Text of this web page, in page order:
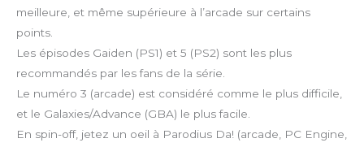
meilleure, et même supérieure à l’arcade sur certains
points.
Les épisodes Gaiden (PS1) et 5 (PS2) sont les plus
recommandés par les fans de la série.
Le numéro 3 (arcade) est considéré comme le plus difficile,
et le Galaxies/Advance (GBA) le plus facile.
En spin-off, jetez un oeil à Parodius Da! (arcade, PC Engine,